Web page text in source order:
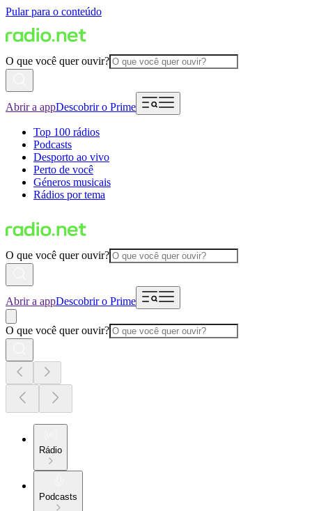
Pular para o conteúdo
O que você quer ouvir?
Abrir a appDescobrir o Prime
Top 100 rádios
Podcasts
Desporto ao vivo
Perto de você
Géneros musicais
Rádios por tema
O que você quer ouvir?
Abrir a appDescobrir o Prime
O que você quer ouvir?
Rádio
Podcasts